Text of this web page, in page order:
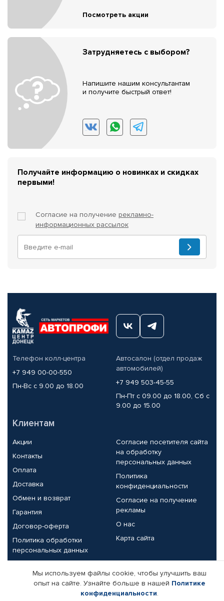
Посмотреть акции
Затрудняетесь с выбором?
Напишите нашим консультантам
и получите быстрый ответ!
Получайте информацию о новинках и скидках
первыми!
Согласие на получение рекламно-
информационных рассылок
Телефон колл-центра
+7 949 00-00-550
Пн-Вс с 9.00 до 18.00
Автосалон (отдел продаж
автомобилей)
+7 949 503-45-55
Пн-Пт с 09.00 до 18.00, Сб с
9.00 до 15.00
Клиентам
Акции
Контакты
Оплата
Доставка
Обмен и возврат
Гарантия
Договор-оферта
Политика обработки
персональных данных
Согласие посетителя сайта
на обработку
персональных данных
Политика
конфиденциальности
Согласие на получение
рекламы
О нас
Карта сайта
Партнерам
Корпоративным клиентам
Реквизиты компании
Мы используем файлы cookie, чтобы улучшить ваш
опыт на сайте. Узнайте больше в нашей Политике
конфиденциальности.